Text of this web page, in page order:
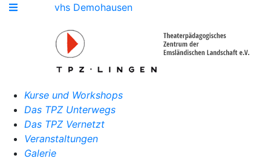
vhs Demohausen
Kurse und Workshops
Das TPZ Unterwegs
Das TPZ Vernetzt
Veranstaltungen
Galerie